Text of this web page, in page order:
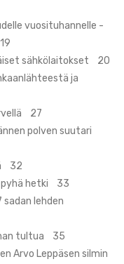
vuosituhannelle -
sähkölaitokset 20
ja
27
polven suutari
32
pyhä hetki 33
sadan lehden
tultua 35
Arvo Leppäsen silmin